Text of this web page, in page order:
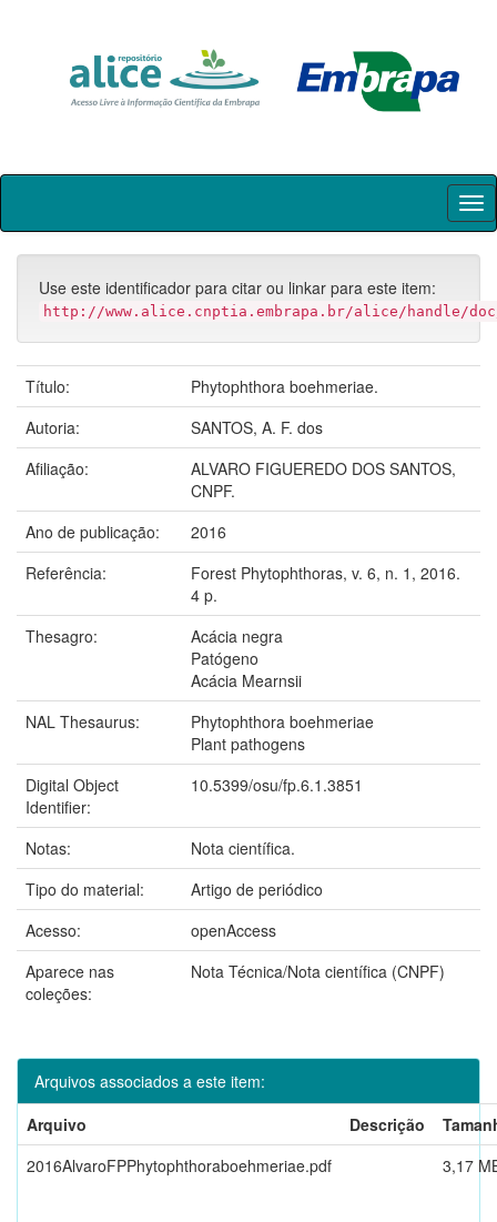
Skip
Use este identificador para citar ou linkar para este item:
http://www.alice.cnptia.embrapa.br/alice/handle/doc/
Título:
Phytophthora boehmeriae.
Autoria:
SANTOS, A. F. dos
Afiliação:
ALVARO FIGUEREDO DOS SANTOS,
CNPF.
Ano de publicação:
2016
Referência:
Forest Phytophthoras, v. 6, n. 1, 2016.
4 p.
Thesagro:
Acácia negra
Patógeno
Acácia Mearnsii
NAL Thesaurus:
Phytophthora boehmeriae
Plant pathogens
Digital Object
Identifier:
10.5399/osu/fp.6.1.3851
Notas:
Nota científica.
Tipo do material:
Artigo de periódico
Acesso:
openAccess
Aparece nas
coleções:
Nota Técnica/Nota científica (CNPF)
Arquivos associados a este item:
Arquivo
Descrição
2016AlvaroFPPhytophthoraboehmeriae.pdf
3,17